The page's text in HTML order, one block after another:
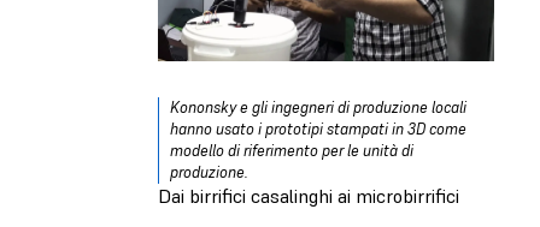
Kononsky e gli ingegneri di produzione locali
hanno usato i prototipi stampati in 3D come
modello di riferimento per le unità di
produzione.
Dai birrifici casalinghi ai microbirrifici